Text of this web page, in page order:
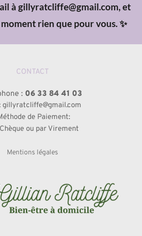
à gillyratcliffe@gmail.com, et
rien que pour vous. ✨
CONTACT
: 06 33 84 41 03
gillyratcliffe@gmail.com
de Paiement:
ou par Virement
Mentions légales